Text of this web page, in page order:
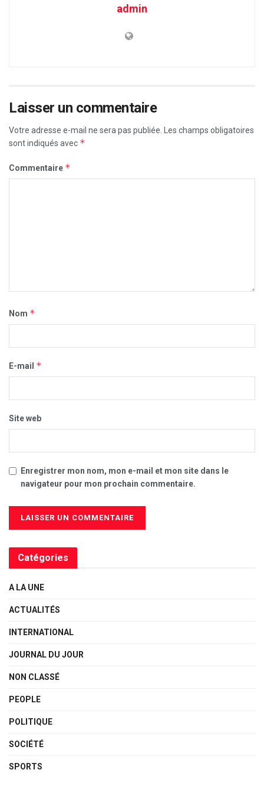
admin
Laisser un commentaire
Votre adresse e-mail ne sera pas publiée.
Les champs obligatoires
sont indiqués avec *
Commentaire *
Nom *
E-mail *
Site web
Enregistrer mon nom, mon e-mail et mon site dans le
navigateur pour mon prochain commentaire.
Catégories
A LA UNE
ACTUALITÉS
INTERNATIONAL
JOURNAL DU JOUR
NON CLASSÉ
PEOPLE
POLITIQUE
SOCIÉTÉ
SPORTS